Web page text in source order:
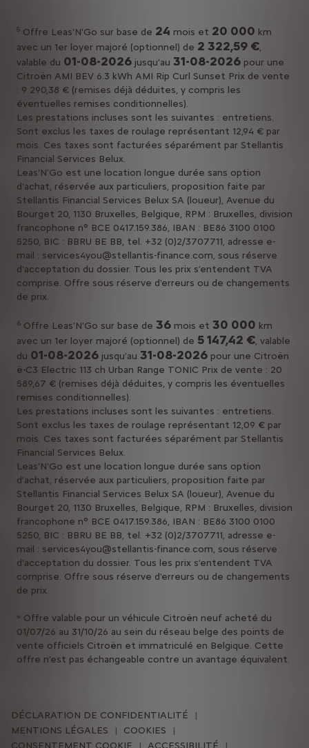
5 Offre Leas'N'Go sur base de 24 mois et 20 000 km
avec un 1er loyer majoré (optionnel) de 2 322,59 €,
valable du 01-08-2026 jusqu’au 31-08-2026 pour une
Citroën AMI BEV 6.3 kWh AMI Rip Curl Sunset Prix de vente
: 9 290,38 € (remises déjà déduites, y compris les
éventuelles remises conditionnelles).
Les prestations incluses sont les suivantes : entretiens.
Sont exclus les taxes de roulage représentant 12,94 € par
mois. Ces taxes sont facturées séparément par Stellantis
Financial Services Belux.
Leas'N'Go est une location longue durée sans option
d’achat, réservée aux particuliers, proposition faite par
Stellantis Financial Services Belux SA (loueur), Avenue du
Bourget 20, 1130 Bruxelles, Belgique, RPM : Bruxelles, division
francophone n° BCE 0417.159.386, IBAN : BE86 3100 0100
5250, BIC : BBRU BE BB, tel. +32 (0)2/3707711, adresse e-
mail : services4you@stellantis-finance.com, sous réserve
d'acceptation du dossier. Tous les prix s’entendent TVA
comprise. Offre sous réserve d'erreurs ou de changements
de prix.
6 Offre Leas'N'Go sur base de 36 mois et 30 000 km
avec un 1er loyer majoré (optionnel) de 5 147,42 €, valable
du 01-08-2026 jusqu’au 31-08-2026 pour une Citroën
ë-C3 Electric 113 ch Urban Range TONIC Prix de vente : 20
589,67 € (remises déjà déduites, y compris les éventuelles
remises conditionnelles).
Les prestations incluses sont les suivantes : entretiens.
Sont exclus les taxes de roulage représentant 12,09 € par
mois. Ces taxes sont facturées séparément par Stellantis
Financial Services Belux.
Leas'N'Go est une location longue durée sans option
d’achat, réservée aux particuliers, proposition faite par
Stellantis Financial Services Belux SA (loueur), Avenue du
Bourget 20, 1130 Bruxelles, Belgique, RPM : Bruxelles, division
francophone n° BCE 0417.159.386, IBAN : BE86 3100 0100
5250, BIC : BBRU BE BB, tel. +32 (0)2/3707711, adresse e-
mail : services4you@stellantis-finance.com, sous réserve
d'acceptation du dossier. Tous les prix s’entendent TVA
comprise. Offre sous réserve d'erreurs ou de changements
de prix.
* Offre valable pour un véhicule Citroën neuf acheté du
01/07/26 au 31/10/26​ au sein du réseau belge des points de
vente officiels Citroën et immatriculé en Belgique. Cette
offre n’est pas échangeable contre un avantage équivalent.
DÉCLARATION DE CONFIDENTIALITÉ
MENTIONS LÉGALES
COOKIES